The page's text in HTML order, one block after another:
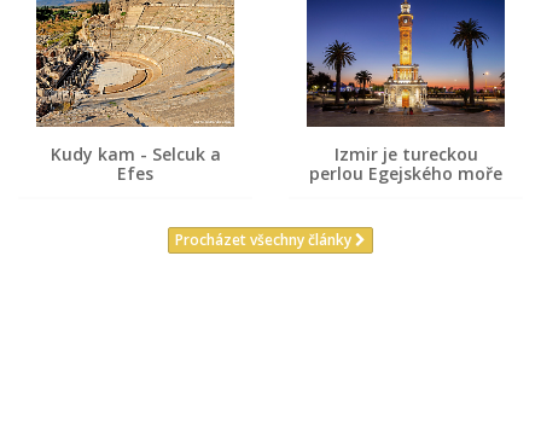
Kudy kam - Selcuk a
Efes
Izmir je tureckou
perlou Egejského moře
Procházet všechny články